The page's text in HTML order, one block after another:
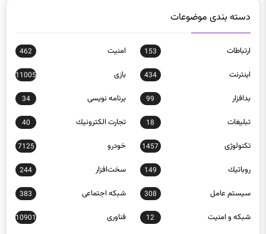
دسته بندی موضوعات
ارتباطات 153 امنيت 462
اينترنت 434 بازی 11005
بدافزار 99 برنامه نويسی 34
تبلیغات 18 تجارت الكترونيك 40
تکنولوژی 1457 خودرو 7125
روباتيك 149 سخت‌افزار 244
سيستم عامل 308 شبكه اجتماعی 383
شبكه و امنيت 12 فناوری 10901